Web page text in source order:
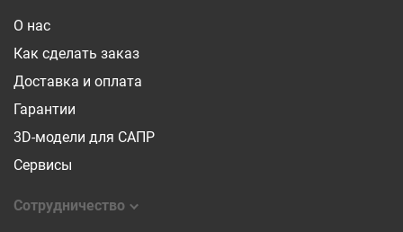
О нас
Как сделать заказ
Доставка и оплата
Гарантии
3D-модели для САПР
Сервисы
Сотрудничество